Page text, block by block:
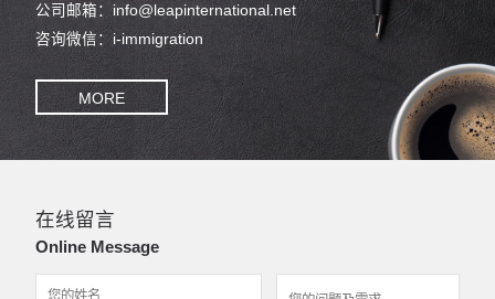
公司邮箱：info@leapinternational.net
咨询微信：i-immigration
MORE
在线留言
Online Message